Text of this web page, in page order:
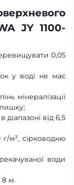
JY 1100-
0,05
у воді не має
мінералізації
від 6,5
м³, сірководню
води
8 м.